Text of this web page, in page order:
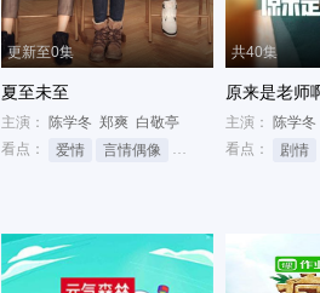
更新至0集
夏至未至
主演： 陈学冬 郑爽 白敬亭
看点：
爱情 言情偶像 都市
共40集
原来是老师
主演： 陈学冬
看点：
剧情